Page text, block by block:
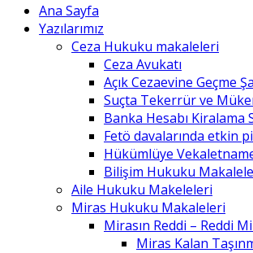
Ana Sayfa
Yazılarımız
Ceza Hukuku makaleleri
Ceza Avukatı
Açık Cezaevine Geçme
Suçta Tekerrür ve
Banka Hesabı Kiralama
Fetö davalarında etkin
Hükümlüye Vekaletname
Bilişim Hukuku
Aile Hukuku Makeleleri
Miras Hukuku Makaleleri
Mirasın Reddi – Reddi
Miras Kalan